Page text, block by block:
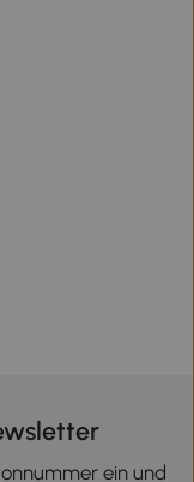
ein und